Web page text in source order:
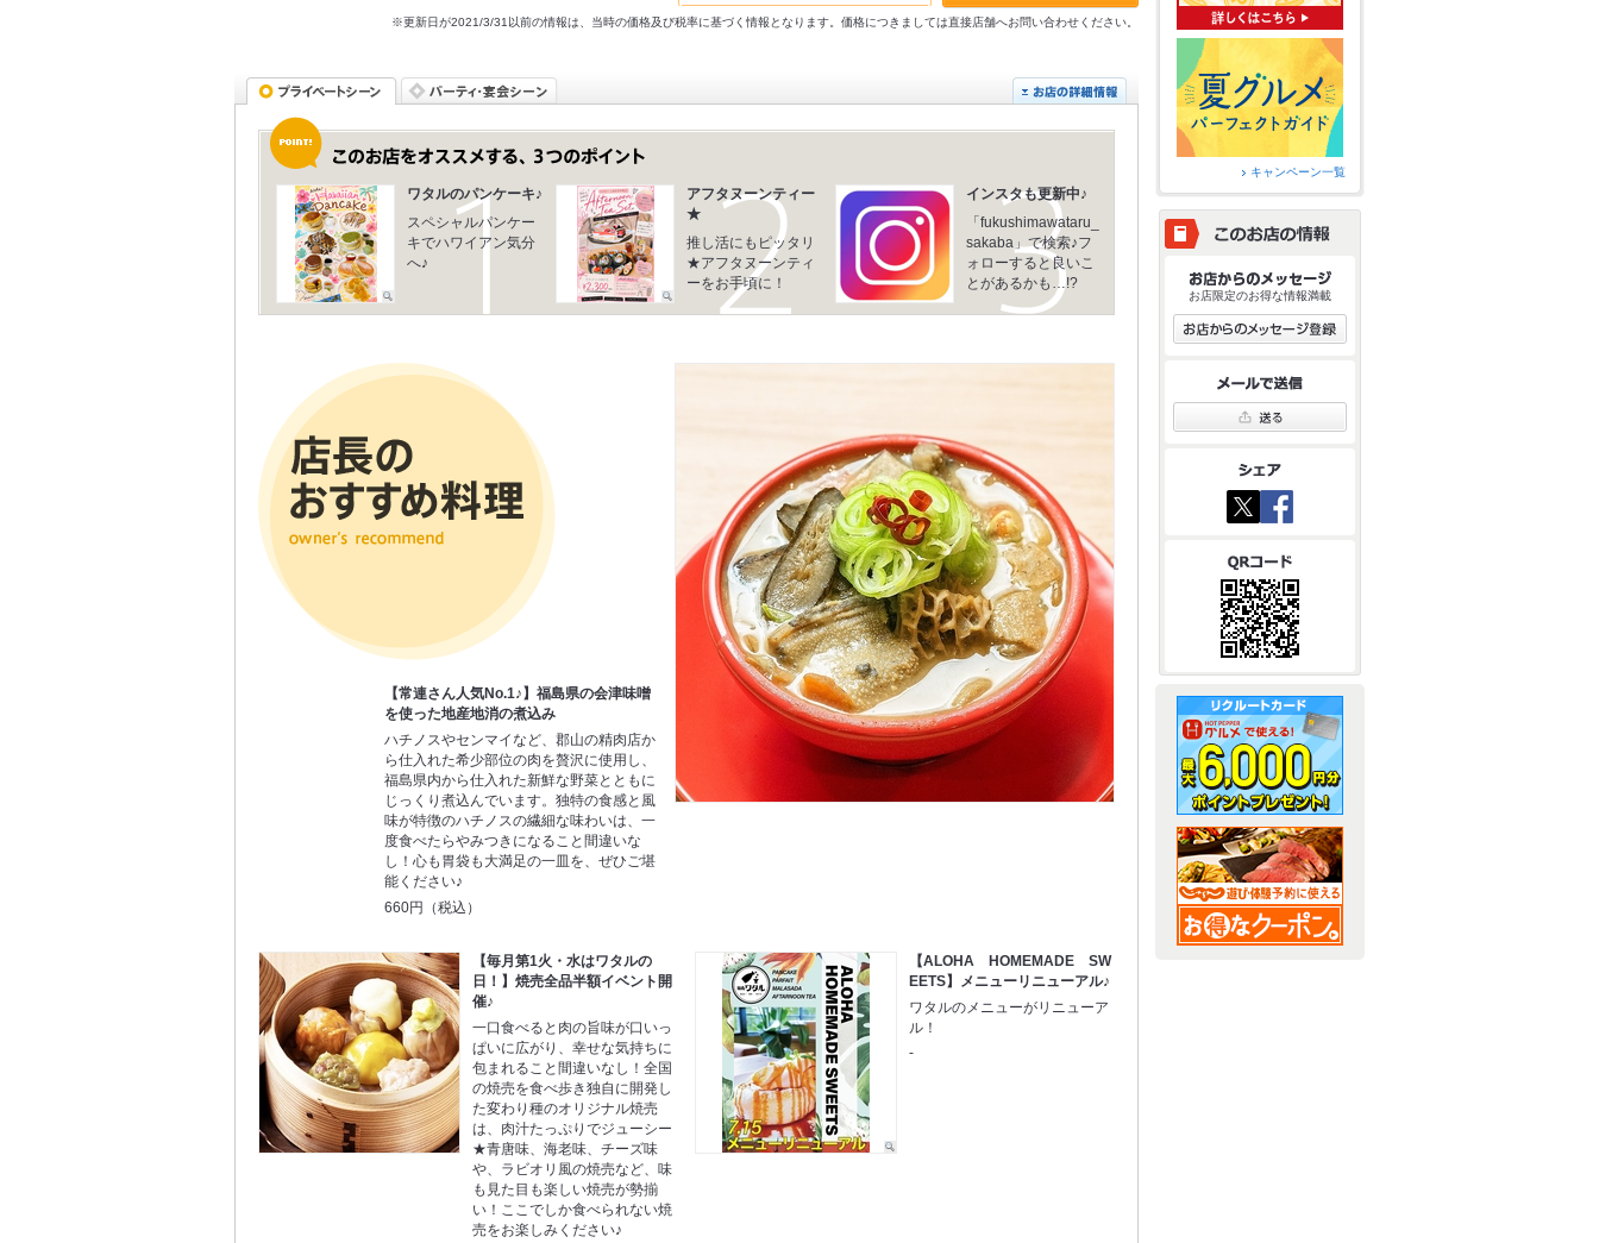
※更新日が2021/3/31以前の情報は、当時の価格及び税率に基づく情報となります。価格につきましては直接店舗へお問い合わせください。
ワタルのパンケーキ♪
スペシャルパンケー
キでハワイアン気分
へ♪
アフタヌーンティー
★
推し活にもピッタリ
★アフタヌーンティ
ーをお手頃に！
インスタも更新中♪
「fukushimawataru_
sakaba」で検索♪フ
ォローすると良いこ
とがあるかも…!?
【常連さん人気No.1♪】福島県の会津味噌
を使った地産地消の煮込み
ハチノスやセンマイなど、郡山の精肉店か
ら仕入れた希少部位の肉を贅沢に使用し、
福島県内から仕入れた新鮮な野菜とともに
じっくり煮込んでいます。独特の食感と風
味が特徴のハチノスの繊細な味わいは、一
度食べたらやみつきになること間違いな
し！心も胃袋も大満足の一皿を、ぜひご堪
能ください♪
660円（税込）
【毎月第1火・水はワタルの
日！】焼売全品半額イベント開
催♪
一口食べると肉の旨味が口いっ
ぱいに広がり、幸せな気持ちに
包まれること間違いなし！全国
の焼売を食べ歩き独自に開発し
た変わり種のオリジナル焼売
は、肉汁たっぷりでジューシー
★青唐味、海老味、チーズ味
や、ラビオリ風の焼売など、味
も見た目も楽しい焼売が勢揃
い！ここでしか食べられない焼
売をお楽しみください♪
【ALOHA HOMEMADE SW
EETS】メニューリニューアル♪
ワタルのメニューがリニューア
ル！
-
キャンペーン一覧
お店限定のお得な情報満載